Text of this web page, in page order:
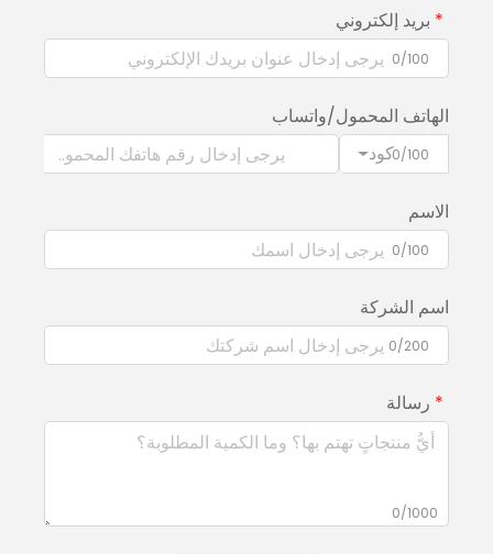
بريد إلكتروني
0/100
الهاتف المحمول/واتساب
كود0/100
الاسم
0/100
اسم الشركة
0/200
رسالة
0/1000